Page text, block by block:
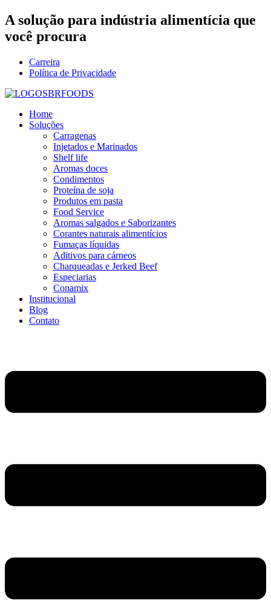
Ir
para
o
A solução para indústria alimentícia que
você procura
Carreira
Política de Privacidade
Home
Soluções
Carragenas
Injetados e Marinados
Shelf life
Aromas doces
Condimentos
Proteína de soja
Produtos em pasta
Food Service
Aromas salgados e Saborizantes
Corantes naturais alimentícios
Fumaças líquidas
Aditivos para cárneos
Charqueadas e Jerked Beef
Especiarias
Conamix
Institucional
Blog
Contato